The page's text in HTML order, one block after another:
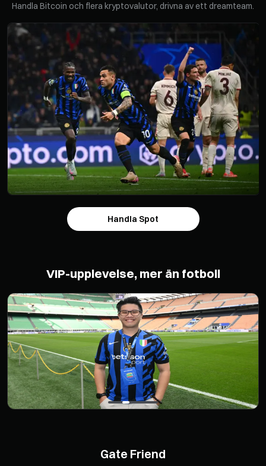
Handla Bitcoin och flera kryptovalutor, drivna av ett dreamteam.
Handla Spot
VIP-upplevelse, mer än fotboll
Gate Friend